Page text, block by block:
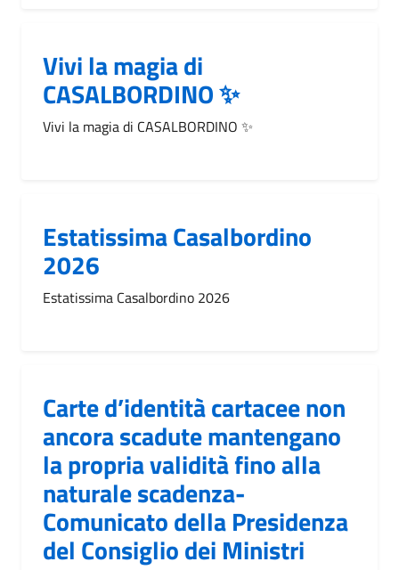
Vivi la magia di
CASALBORDINO ✨
Vivi la magia di CASALBORDINO ✨
Estatissima Casalbordino
2026
Estatissima Casalbordino 2026
Carte d’identità cartacee non
ancora scadute mantengano
la propria validità fino alla
naturale scadenza-
Comunicato della Presidenza
del Consiglio dei Ministri